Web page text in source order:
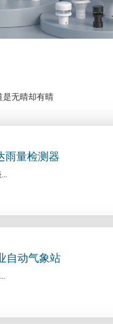
无晴却有晴
雨量检测器
自动气象站